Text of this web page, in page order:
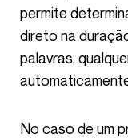
permite
direto na
palavras,
No caso de um projeto complexo, podem ser